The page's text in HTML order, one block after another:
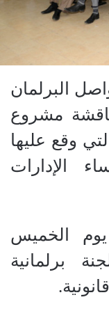
البرلمان
مشروع
وقع عليها
الإدارات
يوم الخميس
برلمانية